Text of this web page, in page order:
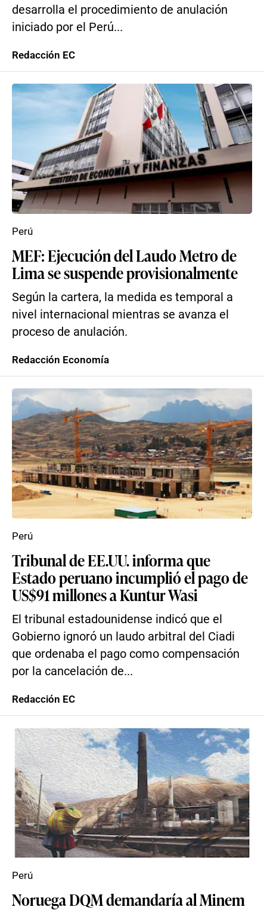
desarrolla el procedimiento de anulación
iniciado por el Perú...
Redacción EC
MEF: Ejecución del Laudo Metro de
Lima se suspende provisionalmente
Según la cartera, la medida es temporal a
nivel internacional mientras se avanza el
proceso de anulación.
Perú
Redacción Economía
Tribunal de EE.UU. informa que
Estado peruano incumplió el pago de
US$91 millones a Kuntur Wasi
El tribunal estadounidense indicó que el
Gobierno ignoró un laudo arbitral del Ciadi
que ordenaba el pago como compensación
por la cancelación de...
Perú
Redacción EC
Noruega DQM demandaría al Minem
Perú